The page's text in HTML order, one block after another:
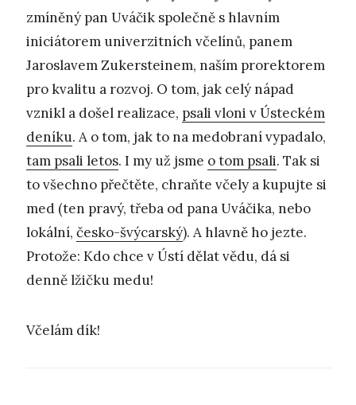
zmíněný pan Uváčik společně s hlavním
iniciátorem univerzitních včelínů, panem
Jaroslavem Zukersteinem, naším prorektorem
pro kvalitu a rozvoj. O tom, jak celý nápad
vznikl a došel realizace, psali vloni v Ústeckém
deníku. A o tom, jak to na medobraní vypadalo,
tam psali letos. I my už jsme o tom psali. Tak si
to všechno přečtěte, chraňte včely a kupujte si
med (ten pravý, třeba od pana Uváčika, nebo
lokální, česko-švýcarský). A hlavně ho jezte.
Protože: Kdo chce v Ústí dělat vědu, dá si
denně lžičku medu!
Včelám dík!